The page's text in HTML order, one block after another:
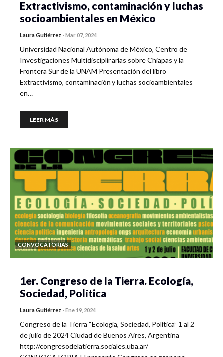
Extractivismo, contaminación y luchas
socioambientales en México
Laura Gutiérrez -Mar 07, 2024
Universidad Nacional Autónoma de México, Centro de
Investigaciones Multidisciplinarias sobre Chiapas y la
Frontera Sur de la UNAM Presentación del libro
Extractivismo, contaminación y luchas socioambientales
en…
LEER MÁS
CONVOCATORIAS
1er. Congreso de la Tierra. Ecología,
Sociedad, Política
Laura Gutiérrez -Ene 19, 2024
Congreso de la Tierra “Ecología, Sociedad, Política” 1 al 2
de julio de 2024 Ciudad de Buenos Aires, Argentina
http://congresodelatierra.sociales.uba.ar/